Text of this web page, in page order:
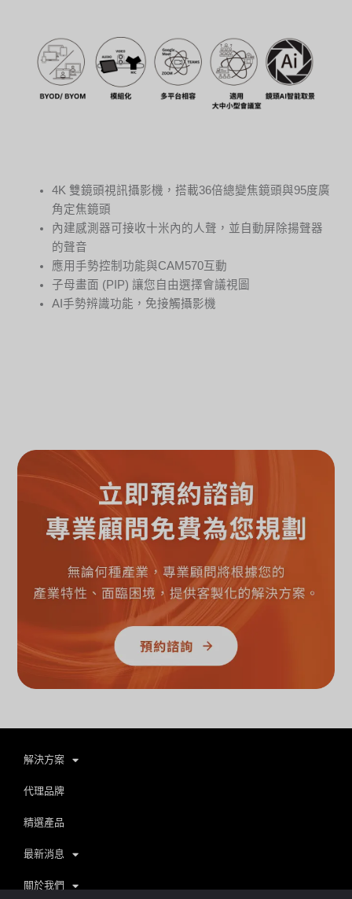
4K 雙鏡頭視訊攝影機，搭載36倍總變焦鏡頭與95度廣
角定焦鏡頭
內建感測器可接收十米內的人聲，並自動屏除揚聲器
的聲音
應用手勢控制功能與CAM570互動
子母畫面 (PIP) 讓您自由選擇會議視圖
AI手勢辨識功能，免接觸攝影機
解決方案
代理品牌
精選產品
最新消息
關於我們